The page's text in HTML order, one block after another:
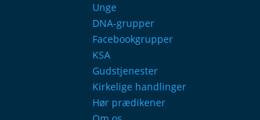
Unge
DNA-grupper
Facebookgrupper
KSA
Gudstjenester
Kirkelige handlinger
Hør prædikener